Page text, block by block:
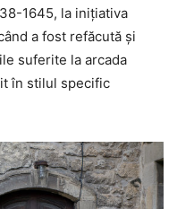
1645, la iniţiativa
a fost refăcută şi
suferite la arcada
în stilul specific